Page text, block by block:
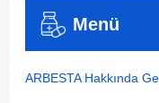
Menü
ARBESTA Hakkında